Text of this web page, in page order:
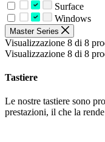
Surface
Windows
Master Series
Visualizzazione 8 di 8
Visualizzazione 8 di 8
Tastiere
Le nostre tastiere sono
prestazioni, il che la